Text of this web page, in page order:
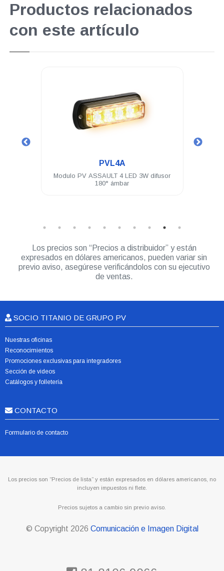
Productos relacionados
con este artículo
PVL4A
Modulo PV ASSAULT 4 LED 3W difusor
180° ámbar
Los precios son “Precios a distribuidor” y están
expresados en dólares americanos, pueden variar sin
previo aviso, asegúrese verificándolos con su ejecutivo
de ventas.
SOCIO TITANIO DE GRUPO PV
Nuestras oficinas
Reconocimientos
Promociones exclusivas para integradores
Sección de videos
Catálogos y folletería
CONTACTO
Formulario de contacto
Los precios son “Precios de lista” y están expresados en dólares americanos, no
incluyen impuestos ni flete.
Precios sujetos a cambio sin previo aviso.
© Copyright 2026 Comunicación e Imagen Digital